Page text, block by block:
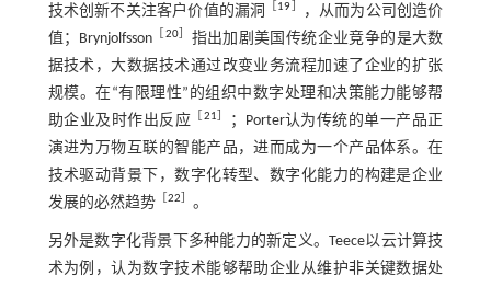
技术创新不关注客户价值的漏洞
19
，从而为公司创造价
值；Brynjolfsson［ 20］ 指出加剧美国传统企业竞争的是大数
据技术，大数据技术通过改变业务流程加速了企业的扩张
规模。在“有限理性”的组织中数字处理和决策能力能够帮
助企业及时作出反应
21
；Porter认为传统的单一产品正
演进为万物互联的智能产品，进而成为一个产品体系。在
技术驱动背景下，数字化转型、数字化能力的构建是企业
发展的必然趋势［ 22 。
另外是数字化背景下多种能力的新定义。Teece以云计算技
术为例，认为数字技术能够帮助企业从维护非关键数据处